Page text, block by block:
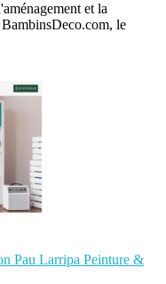
et la
le
Pau Larripa Peinture &